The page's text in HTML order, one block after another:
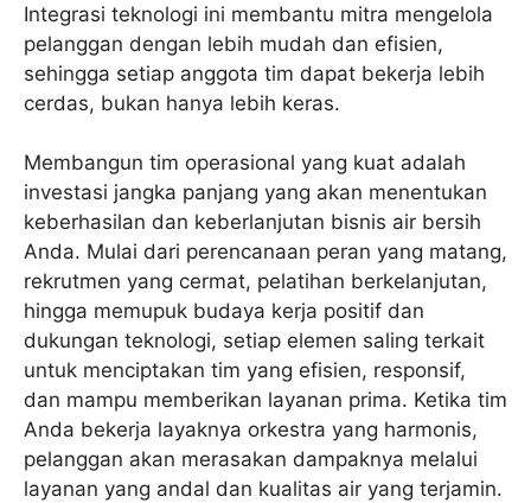
Integrasi teknologi ini membantu mitra mengelola
pelanggan dengan lebih mudah dan efisien,
sehingga setiap anggota tim dapat bekerja lebih
cerdas, bukan hanya lebih keras.
Membangun tim operasional yang kuat adalah
investasi jangka panjang yang akan menentukan
keberhasilan dan keberlanjutan bisnis air bersih
Anda. Mulai dari perencanaan peran yang matang,
rekrutmen yang cermat, pelatihan berkelanjutan,
hingga memupuk budaya kerja positif dan
dukungan teknologi, setiap elemen saling terkait
untuk menciptakan tim yang efisien, responsif,
dan mampu memberikan layanan prima. Ketika tim
Anda bekerja layaknya orkestra yang harmonis,
pelanggan akan merasakan dampaknya melalui
layanan yang andal dan kualitas air yang terjamin.